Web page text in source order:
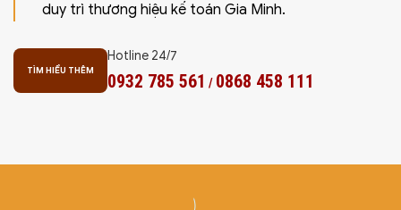
duy trì thương hiệu kế toán Gia Minh.
TÌM HIỂU THÊM
Hotline 24/7
0932 785 561 / 0868 458 111